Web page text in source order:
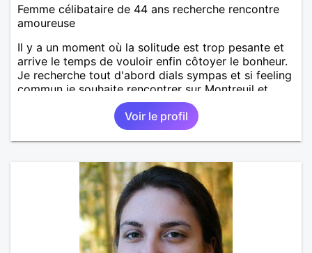
Femme célibataire de 44 ans recherche rencontre
amoureuse
Il y a un moment où la solitude est trop pesante et
arrive le temps de vouloir enfin côtoyer le bonheur.
Je recherche tout d'abord dials sympas et si feeling
commun je souhaite rencontrer sur Montreuil et
secteur alentours, pourquoi pas.
Voir le profil